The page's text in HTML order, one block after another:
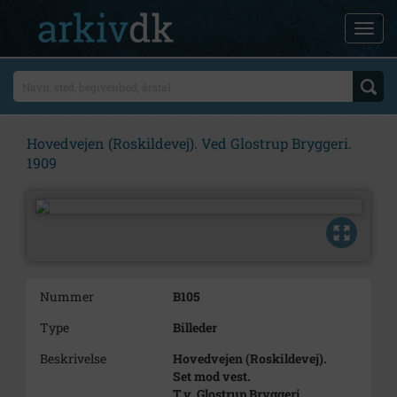
Hovedvejen (Roskildevej). Ved Glostrup Bryggeri.
1909
Nummer
B105
Type
Billeder
Beskrivelse
Hovedvejen (Roskildevej).
Set mod vest.